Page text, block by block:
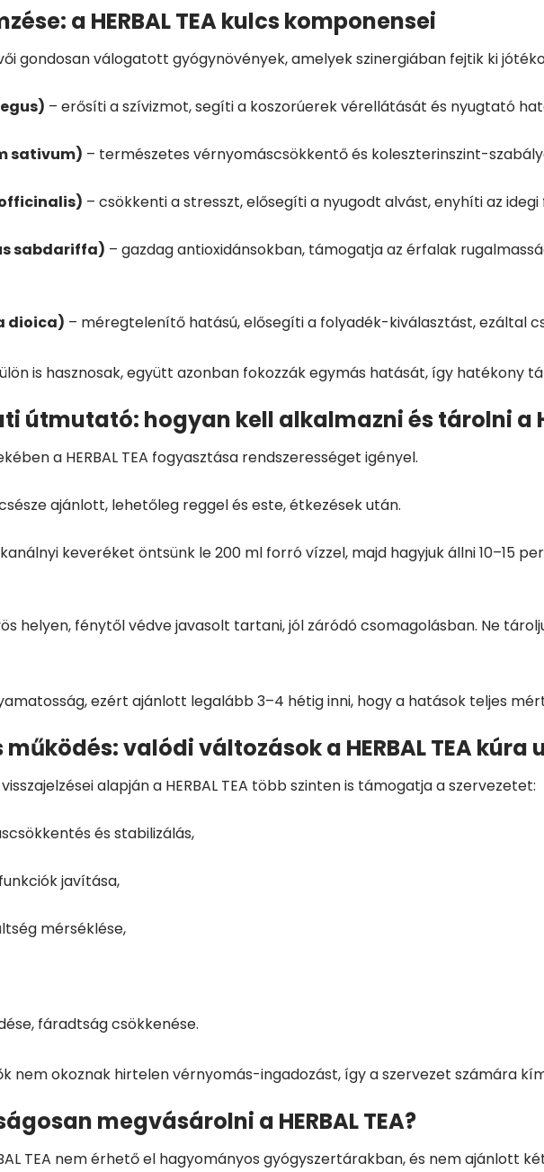
a HERBAL TEA kulcs komponensei
gondosan válogatott gyógynövények, amelyek szinergiában fejtik ki
– erősíti a szívizmot, segíti a koszorúerek vérellátását és nyugtató
sativum) – természetes vérnyomáscsökkentő és koleszterinszint-
– csökkenti a stresszt, elősegíti a nyugodt alvást, enyhíti az idegi
sabdariffa) – gazdag antioxidánsokban, támogatja az érfalak
dioica) – méregtelenítő hatású, elősegíti a folyadék-kiválasztást, ezáltal
is hasznosak, együtt azonban fokozzák egymás hatását, így hatékony
útmutató: hogyan kell alkalmazni és tárolni a
a HERBAL TEA fogyasztása rendszerességet igényel.
ajánlott, lehetőleg reggel és este, étkezések után.
keveréket öntsünk le 200 ml forró vízzel, majd hagyjuk állni 10–15
helyen, fénytől védve javasolt tartani, jól záródó csomagolásban. Ne
ezért ajánlott legalább 3–4 hétig inni, hogy a hatások teljes
valódi változások a HERBAL TEA kúra
alapján a HERBAL TEA több szinten is támogatja a szervezetet:
és stabilizálás,
javítása,
mérséklése,
fáradtság csökkenése.
nem okoznak hirtelen vérnyomás-ingadozást, így a szervezet számára
megvásárolni a HERBAL TEA?
TEA nem érhető el hagyományos gyógyszertárakban, és nem ajánlott